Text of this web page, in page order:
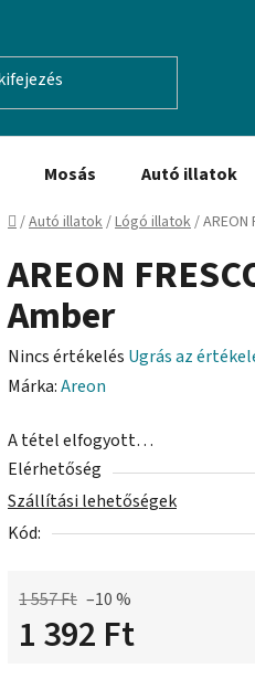
Mosás Autó illatok
Kezdőlap
/Autó illatok/Lógó illatok/AREON
AREON
Amber
A
termék
értékelése
5-
ből
0,0
Nincs értékelés Ugrás az
Márka:Areon
A tétel elfogyott…
Elérhetőség
Szállítási lehetőségek
Kód:
1 557 Ft –10 %
1 392 Ft